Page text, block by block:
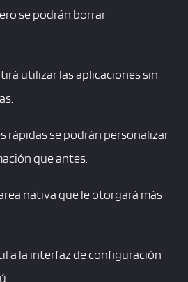
se podrán borrar
utilizar las aplicaciones sin
rápidas se podrán personalizar
que antes.
nativa que le otorgará más
a la interfaz de configuración